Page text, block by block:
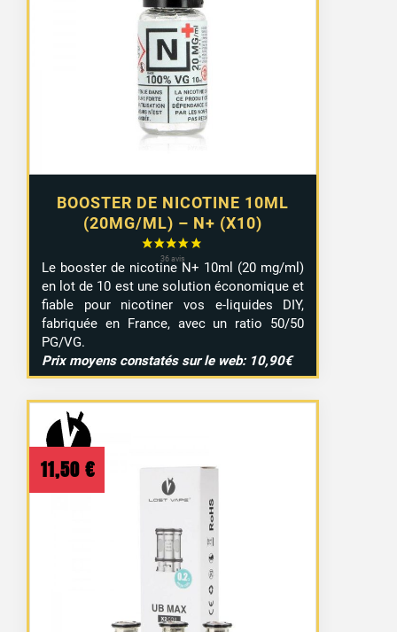
BOOSTER DE NICOTINE 10ML
(20MG/ML) – N+ (X10)
prix :
8,99 €
à
9,29 €
Le booster de nicotine N+ 10ml (20 mg/ml)
en lot de 10 est une solution économique et
fiable pour nicotiner vos e-liquides DIY,
fabriquée en France, avec un ratio 50/50
PG/VG.
Prix moyens constatés sur le web: 10,90€
11,50 €